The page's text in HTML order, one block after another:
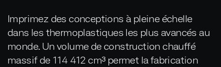
Imprimez des conceptions à pleine échelle
dans les thermoplastiques les plus avancés au
monde. Un volume de construction chauffé
massif de 114 412 cm³ permet la fabrication